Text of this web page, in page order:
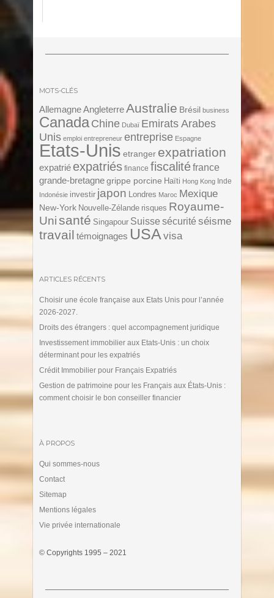
MOTS-CLÉS
Allemagne AngleterreAustralie Brésil business
Canada Chine Dubaï Emirats Arabes
Unis emploi entrepreneur entreprise Espagne
Etats-Unis etranger expatriation
expatrié expatriés finance fiscalitéfrance
grande-bretagne grippe porcine Haïti Hong Kong Inde
Indonésie investir japon Londres Maroc Mexique
New-York Nouvelle-Zélande risques Royaume-
Unisanté Singapour Suisse sécurité séisme
travail témoignages USA visa
ARTICLES RÉCENTS
Choisir une école française aux Etats Unis pour l’année
2026-2027.
Droits des étrangers : quel accompagnement juridique
Investissement immobilier aux Etats-Unis : un choix
déterminant pour les expatriés
Crédit Immobilier pour Français Expatriés
Gestion de patrimoine pour les Français aux États-Unis :
comment choisir le bon conseiller financier
À PROPOS
Qui sommes-nous
Contact
Sitemap
Mentions légales
Vie privée internationale
© Copyrights 1995 – 2021